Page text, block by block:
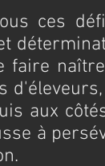
ces
faire
aux
à